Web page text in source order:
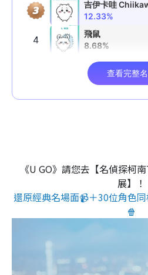
《U GO》請您去【名偵探柯
展】！
還原經典名場面📹＋30位角色
🍿